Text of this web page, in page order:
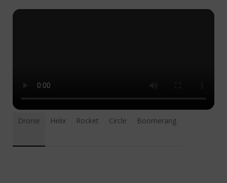
Dronie Helix Rocket Circle Boomerang